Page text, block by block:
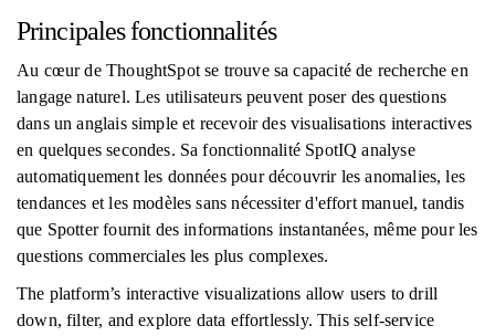
Principales fonctionnalités
Au cœur de ThoughtSpot se trouve sa capacité de recherche en
langage naturel. Les utilisateurs peuvent poser des questions
dans un anglais simple et recevoir des visualisations interactives
en quelques secondes. Sa fonctionnalité SpotIQ analyse
automatiquement les données pour découvrir les anomalies, les
tendances et les modèles sans nécessiter d'effort manuel, tandis
que Spotter fournit des informations instantanées, même pour les
questions commerciales les plus complexes.
The platform’s interactive visualizations allow users to drill
down, filter, and explore data effortlessly. This self-service